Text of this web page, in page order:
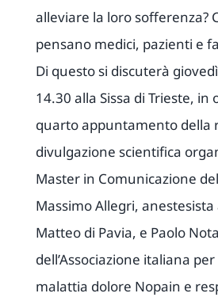
alleviare la loro sofferenza?
pensano medici, pazienti e
Di questo si discuterà
14.30 alla Sissa di Trieste, in
quarto appuntamento della
divulgazione scientifica
Master in Comunicazione
Massimo Allegri, anestesista
Matteo di Pavia, e Paolo
dell’Associazione italiana
malattia dolore Nopain e